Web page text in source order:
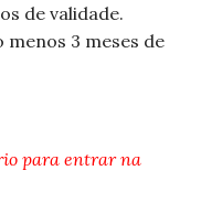
de validade.
3 meses de
para entrar na